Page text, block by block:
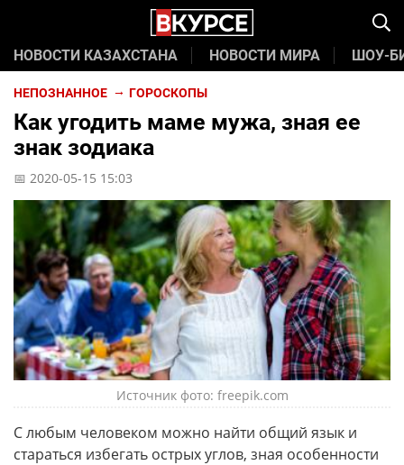
НОВОСТИ КАЗАХСТАНА НОВОСТИ МИРА ШОУ-
НЕПОЗНАННОЕ ГОРОСКОПЫ
Как угодить маме мужа, зная ее
знак зодиака
📅 2020-05-15 15:03
Источник фото: freepik.com
С любым человеком можно найти общий язык и
стараться избегать острых углов, зная особенности